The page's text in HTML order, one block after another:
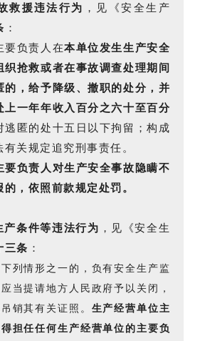
救援违法行为 ，见《安全生产
：
要负责人在本单位发生生产安全
织抢救或者在事故调查处理期间
的，给予降级、撤职的处分，并
上一年年收入百分之六十至百分
逃匿的处十五日以下拘留；构成
关规定追究刑事责任。
要负责人对生产安全事故隐瞒不
，依照前款规定处罚。
条件等违法行为 ，见《安全生
三条 ：
列情形之一的，负有安全生产监
当提请地方人民政府予以关闭，
销其有关证照。 生产经营单位主
担任任何生产经营单位的主要负